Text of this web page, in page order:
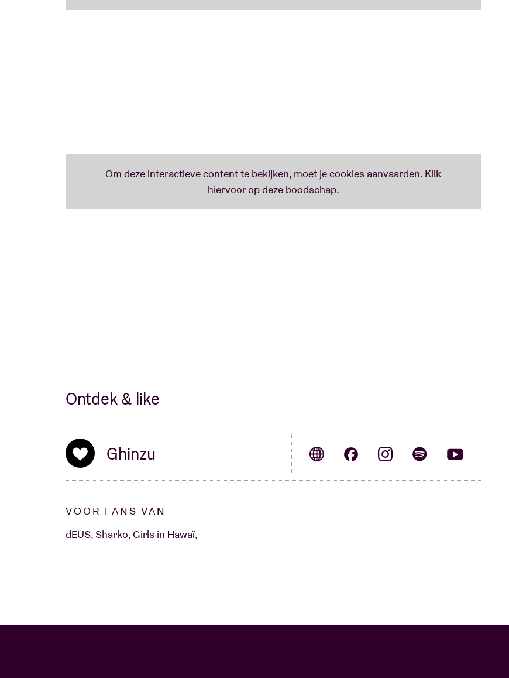
Ontdek & like
Ghinzu
VOOR FANS VAN
dEUS, Sharko, Girls in Hawaï,